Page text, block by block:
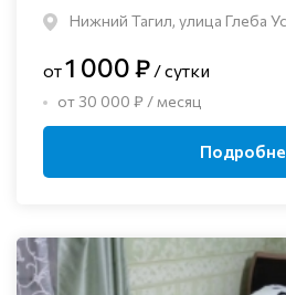
Нижний Тагил, улица Глеба
от1 000 ₽ / сутки
от 30 000 ₽ / месяц